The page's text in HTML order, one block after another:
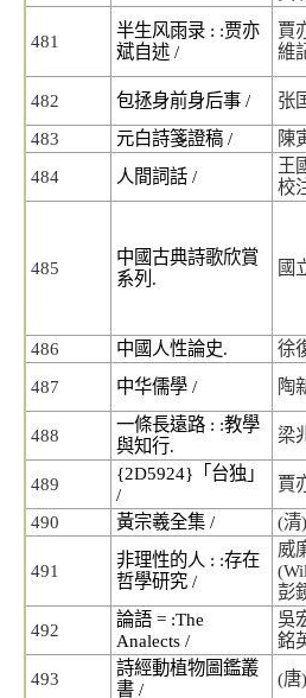
481
半生风雨录 : :贾亦
斌自述 /
賈
維
482 包拯身前身后事 /
张
483
元白詩箋證稿 /
陳
484
人間詞話 /
王
校
485
中國古典詩歌欣賞
系列.
國
486 中國人性論史.
徐
487
中华儒學 / 陶
488
一條長遠路 : :教學
與知行.
梁
489
{2D5924}「台独」
/
賈
490
黃宗羲全集 / (清
491
非理性的人 : :存在
哲學研究 /
威
彭
492
論語 = :The
Analects /
吳
銘
493
詩經動植物圖鑑叢
書 /
(唐